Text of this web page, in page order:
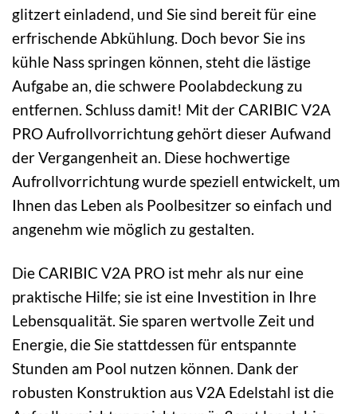
glitzert einladend, und Sie sind bereit für eine
erfrischende Abkühlung. Doch bevor Sie ins
kühle Nass springen können, steht die lästige
Aufgabe an, die schwere Poolabdeckung zu
entfernen. Schluss damit! Mit der CARIBIC V2A
PRO Aufrollvorrichtung gehört dieser Aufwand
der Vergangenheit an. Diese hochwertige
Aufrollvorrichtung wurde speziell entwickelt, um
Ihnen das Leben als Poolbesitzer so einfach und
angenehm wie möglich zu gestalten.
Die CARIBIC V2A PRO ist mehr als nur eine
praktische Hilfe; sie ist eine Investition in Ihre
Lebensqualität. Sie sparen wertvolle Zeit und
Energie, die Sie stattdessen für entspannte
Stunden am Pool nutzen können. Dank der
robusten Konstruktion aus V2A Edelstahl ist die